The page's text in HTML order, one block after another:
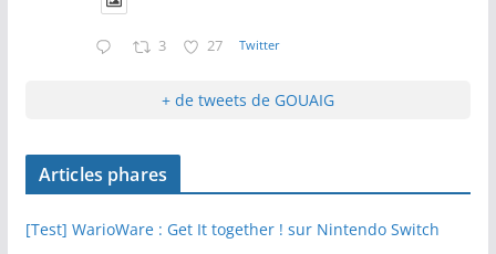
3 27 Twitter
+ de tweets de GOUAIG
Articles phares
[Test] WarioWare : Get It together ! sur Nintendo Switch